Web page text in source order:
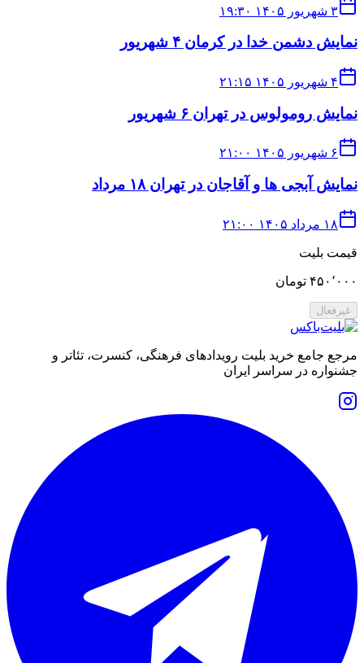
۳ شهریور ۱۴۰۵ ۱۹:۳۰
نمایش دشمن خدا در کرمان ۴ شهریور
۴ شهریور ۱۴۰۵ ۲۱:۱۵
نمایش رومولوس در تهران ۶ شهریور
۶ شهریور ۱۴۰۵ ۲۱:۰۰
نمایش آبجی ها و آقاجان در تهران ۱۸ مرداد
۱۸ مرداد ۱۴۰۵ ۲۱:۰۰
قیمت بلیت
۴۵۰٬۰۰۰ تومان
غیرفعال
مرجع جامع خرید بلیت رویدادهای فرهنگی، کنسرت، تئاتر و
جشنواره در سراسر ایران